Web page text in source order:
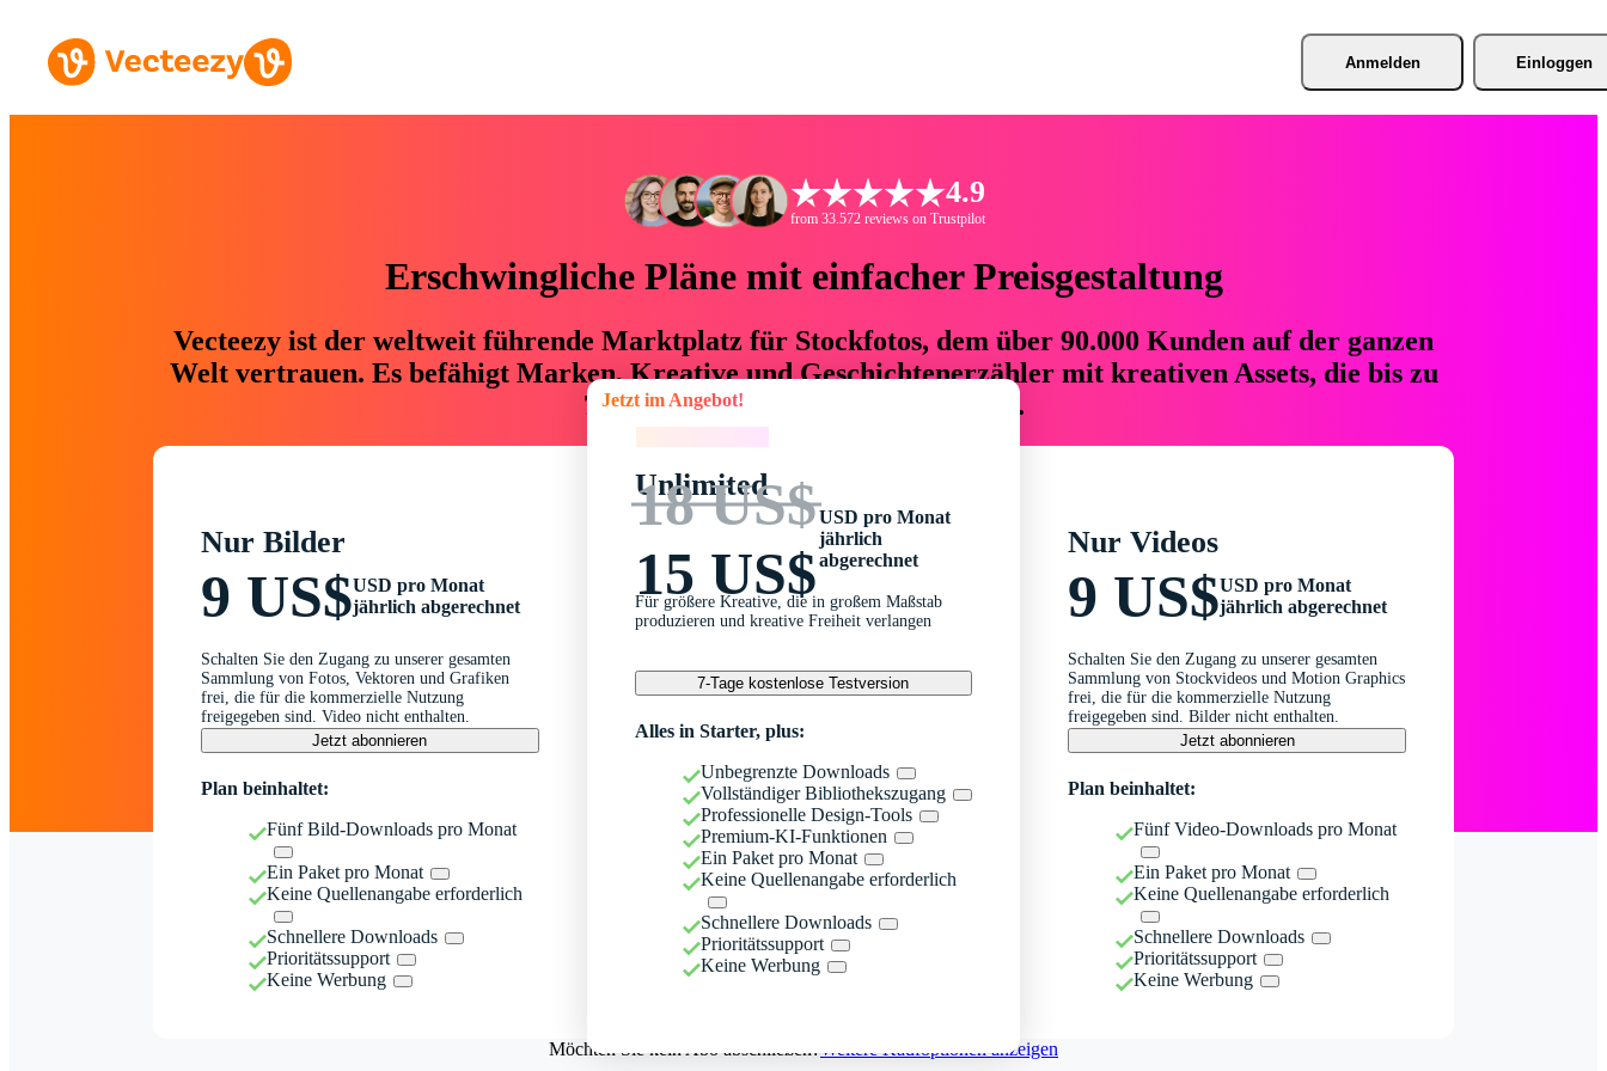
Anmelden Einloggen
4.9
from 33.572 reviews on Trustpilot
Erschwingliche Pläne mit einfacher Preisgestaltung
Vecteezy ist der weltweit führende Marktplatz für Stockfotos, dem über 90.000 Kunden auf der ganzen
Welt vertrauen. Es befähigt Marken, Kreative und Geschichtenerzähler mit kreativen Assets, die bis zu
76 % an Zeit und Budget einsparen.
Nur Bilder
9 US$USD pro Monat
jährlich abgerechnet
Schalten Sie den Zugang zu unserer gesamten
Sammlung von Fotos, Vektoren und Grafiken
frei, die für die kommerzielle Nutzung
freigegeben sind. Video nicht enthalten.
Jetzt abonnieren
Plan beinhaltet:
Fünf Bild-Downloads pro Monat
Ein Paket pro Monat
Keine Quellenangabe erforderlich
Schnellere Downloads
Prioritätssupport
Keine Werbung
Jetzt im Angebot!
Unlimited
18 US$
15 US$
USD pro Monat
jährlich
abgerechnet
Für größere Kreative, die in großem Maßstab
produzieren und kreative Freiheit verlangen
7-Tage kostenlose Testversion
Alles in Starter, plus:
Unbegrenzte Downloads
Vollständiger Bibliothekszugang
Professionelle Design-Tools
Premium-KI-Funktionen
Ein Paket pro Monat
Keine Quellenangabe erforderlich
Schnellere Downloads
Prioritätssupport
Keine Werbung
Nur Videos
9 US$USD pro Monat
jährlich abgerechnet
Schalten Sie den Zugang zu unserer gesamten
Sammlung von Stockvideos und Motion Graphics
frei, die für die kommerzielle Nutzung
freigegeben sind. Bilder nicht enthalten.
Jetzt abonnieren
Plan beinhaltet:
Fünf Video-Downloads pro Monat
Ein Paket pro Monat
Keine Quellenangabe erforderlich
Schnellere Downloads
Prioritätssupport
Keine Werbung
Möchten Sie kein Abo abschließen?Weitere Kaufoptionen anzeigen